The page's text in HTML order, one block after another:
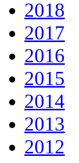
2018
2017
2016
2015
2014
2013
2012